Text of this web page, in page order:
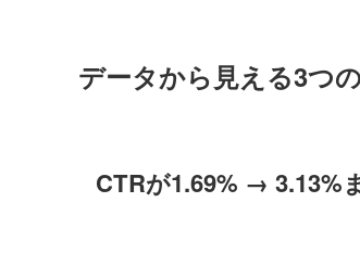
データから見える3つ
CTRが1.69% → 3.13%